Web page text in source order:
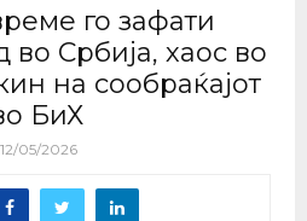
го зафати
во Србија, хаос во
на сообраќајот
БиХ
12/05/2026